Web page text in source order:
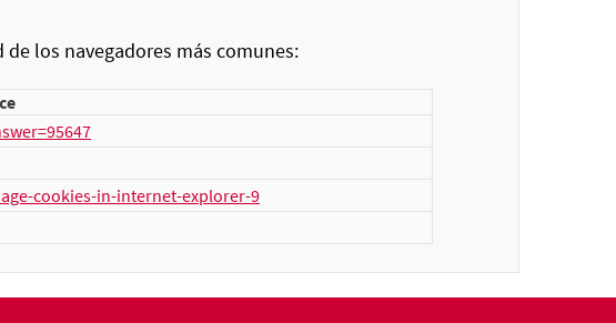
los navegadores más comunes:
cookies-in-internet-explorer-9